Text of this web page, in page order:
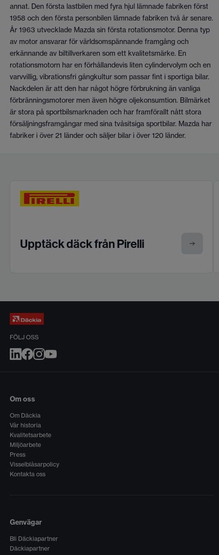
annat. Den första lastbilen med fyra hjul lämnade fabriken först
1958 och den första personbilen lämnade fabriken två år senare.
År 1963 utvecklade Mazda sin första rotationsmotor. Denna typ
av motor ansvarar för världsomspännande framgång och
erkännande av biltillverkaren som ett kvalitetsmärke. En
rotationsmotorn har en förhållandevis liten cylindervolym och en
varvvillig, vibrationsfri gångkultur som passar fint i sportiga bilar.
Nackdelen är att den har något högre förbrukning än vanliga
förbränningsmotorer men även högre oljekonsumtion. Bilmärket
är stora på sportbilsmarknaden och har framförallt nått stora
försäljningsframgångar med sina tvåsitsiga sportbilar. Mazda har
fabriker i över 21 länder och säljer bilar i över 120 länder.
Upptäck däck från Pirelli
FÖLJ OSS
Om oss
Om Däckia
Vår historia
Kvalitetsarbete
Miljöarbete
Press
Visselblåsarpolicy
Kontakta oss
Genvägar
Bli Däckiapartner
Däckiapartner